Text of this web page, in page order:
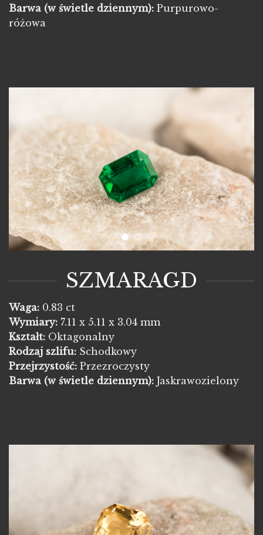
Barwa (w świetle dziennym): Purpurowo-
różowa
SZMARAGD
Waga: 0.83 ct
Wymiary: 7.11 x 5.11 x 3.04 mm
Kształt: Oktagonalny
Rodzaj szlifu: Schodkowy
Przejrzystość: Przezroczysty
Barwa (w świetle dziennym): Jaskrawozielony